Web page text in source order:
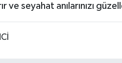
ve seyahat anılarınızı